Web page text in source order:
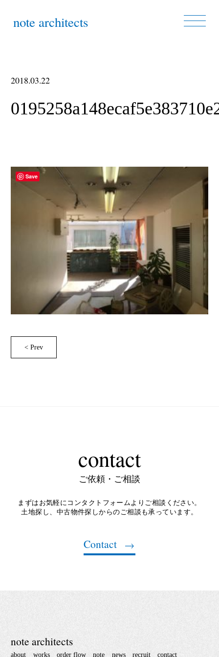
note architects
2018.03.22
< Prev
contact
ご依頼・ご相談
まずはお気軽にコンタクトフォームよりご相談ください。
土地探し、中古物件探しからのご相談も承っています。
Contact
note architects
about works order flow note news recruit contact
Save